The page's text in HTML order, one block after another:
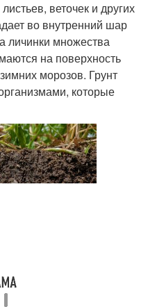
веточек и других
во внутренний шар
личинки множества
на поверхность
морозов. Грунт
которые